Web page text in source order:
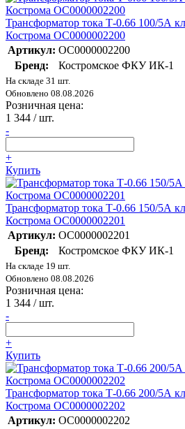
Трансформатор тока Т-0.66 100/5А
Кострома ОС0000002200
Артикул: ОС0000002200
Бренд:
Костромское ФКУ ИК-1
На складе 31 шт.
Обновлено 08.08.2026
Розничная цена:
1 344 / шт.
-
+
Купить
Трансформатор тока Т-0.66 150/5А
Кострома ОС0000002201
Артикул: ОС0000002201
Бренд:
Костромское ФКУ ИК-1
На складе 19 шт.
Обновлено 08.08.2026
Розничная цена:
1 344 / шт.
-
+
Купить
Трансформатор тока Т-0.66 200/5А
Кострома ОС0000002202
Артикул: ОС0000002202